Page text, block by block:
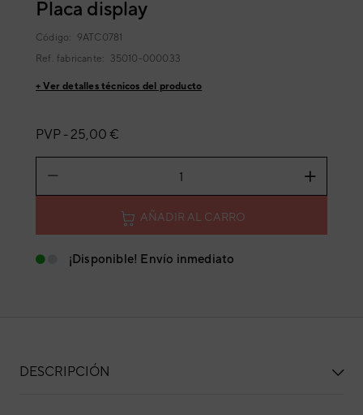
Placa display
Código: 9ATC0781
Ref. fabricante: 35010-000033
+ Ver detalles técnicos del producto
PVP - 25,00 €
AÑADIR AL CARRO
¡Disponible! Envío inmediato
DESCRIPCIÓN